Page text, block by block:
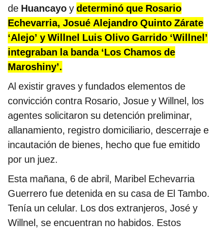
de Huancayo y determinó que Rosario
Echevarria, Josué Alejandro Quinto Zárate
‘Alejo’ y Willnel Luis Olivo Garrido ‘Willnel’
integraban la banda ‘Los Chamos de
Maroshiny’.
Al existir graves y fundados elementos de
convicción contra Rosario, Josue y Willnel, los
agentes solicitaron su detención preliminar,
allanamiento, registro domiciliario, descerraje e
incautación de bienes, hecho que fue emitido
por un juez.
Esta mañana, 6 de abril, Maribel Echevarria
Guerrero fue detenida en su casa de El Tambo.
Tenía un celular. Los dos extranjeros, José y
Willnel, se encuentran no habidos. Estos